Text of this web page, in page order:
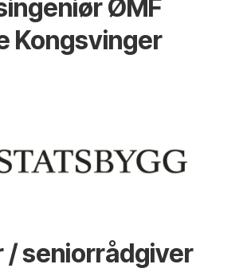
ØMF
Kongsvinger
/ seniorrådgiver